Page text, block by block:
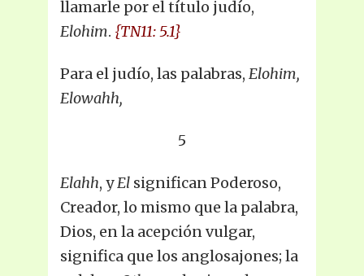
llamarle por el título judío,
Elohim. {TN11: 5.1}
Para el judío, las palabras, Elohim,
Elowahh,
5
Elahh, yEl significan Poderoso,
Creador, lo mismo que la palabra,
Dios, en la acepción vulgar,
significa que los anglosajones; la